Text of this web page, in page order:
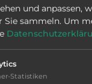
0047 909
und anpassen,
sammeln. Um
Statistiken